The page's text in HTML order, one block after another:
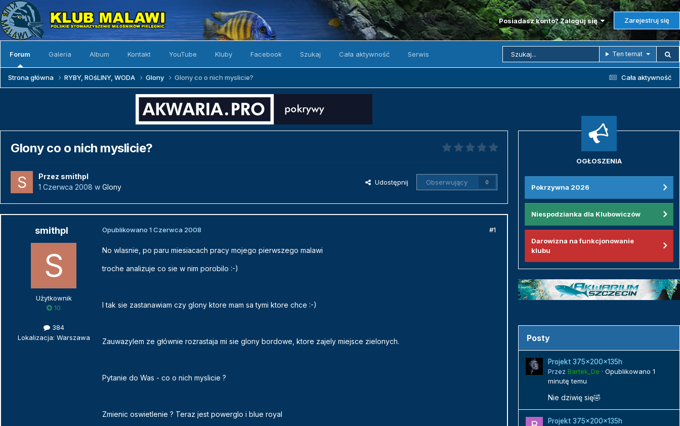
Posiadasz konto? Zaloguj się Zarejestruj się
Forum Galeria Album Kontakt YouTube Kluby Facebook Szukaj Cała aktywność Serwis Ten temat
Cała aktywność
Strona główna RYBY, ROśLINY, WODA Glony Glony co o nich myslicie?
Glony co o nich myslicie?
Przez smithpl
1 Czerwca 2008 w Glony
Udostępnij Obserwujący 0
smithpl
Użytkownik
10
384
Lokalizacja: Warszawa
#1
Opublikowano 1 Czerwca 2008
No wlasnie, po paru miesiacach pracy mojego pierwszego malawi
troche analizuje co sie w nim porobilo :-)
I tak sie zastanawiam czy glony ktore mam sa tymi ktore chce :-)
Zauwazylem ze głównie rozrastaja mi sie glony bordowe, ktore zajely miejsce zielonych.
Pytanie do Was - co o nich myslicie ?
Zmienic oswietlenie ? Teraz jest powerglo i blue royal
OGŁOSZENIA
Pokrzywna 2026
Niespodzianka dla Klubowiczów
Darowizna na funkcjonowanie
klubu
Posty
Projekt 375x200x135h
Przez Bartek_De · Opublikowano 1
minutę temu
Nie dziwię się🤣
Projekt 375x200x135h